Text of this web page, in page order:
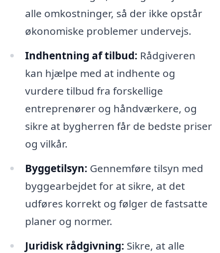
alle omkostninger, så der ikke opstår
økonomiske problemer undervejs.
Indhentning af tilbud: Rådgiveren
kan hjælpe med at indhente og
vurdere tilbud fra forskellige
entreprenører og håndværkere, og
sikre at bygherren får de bedste priser
og vilkår.
Byggetilsyn: Gennemføre tilsyn med
byggearbejdet for at sikre, at det
udføres korrekt og følger de fastsatte
planer og normer.
Juridisk rådgivning: Sikre, at alle